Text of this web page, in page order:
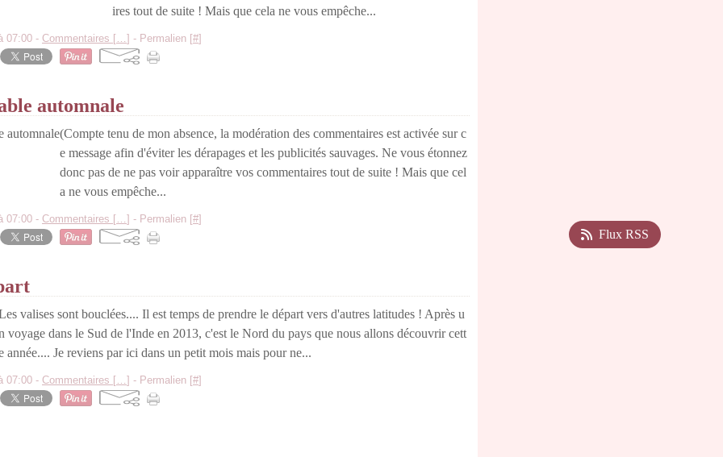
ires tout de suite ! Mais que cela ne vous empêche...
07:00 - Commentaires […] - Permalien [#]
automnale
(Compte tenu de mon absence, la modération des commentaires est activée sur c
e message afin d'éviter les dérapages et les publicités sauvages. Ne vous étonnez
donc pas de ne pas voir apparaître vos commentaires tout de suite ! Mais que cel
a ne vous empêche...
07:00 - Commentaires […] - Permalien [#]
valises sont bouclées.... Il est temps de prendre le départ vers d'autres latitudes ! Après u
voyage dans le Sud de l'Inde en 2013, c'est le Nord du pays que nous allons découvrir cett
année.... Je reviens par ici dans un petit mois mais pour ne...
07:00 - Commentaires […] - Permalien [#]
Flux RSS